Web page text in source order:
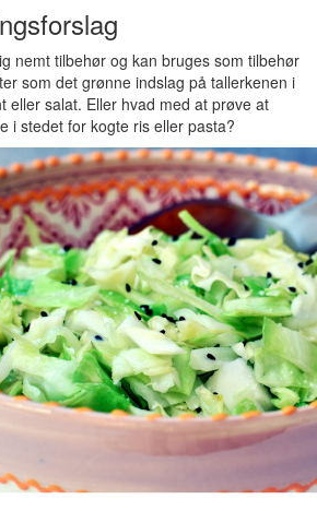
nemt tilbehør og kan bruges som tilbehør
som det grønne indslag på tallerkenen i
eller salat. Eller hvad med at prøve at
i stedet for kogte ris eller pasta?